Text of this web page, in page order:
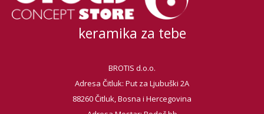
keramika za tebe
BROTIS d.o.o.
Adresa Čitluk: Put za Ljubuški 2A
88260 Čitluk, Bosna i Hercegovina